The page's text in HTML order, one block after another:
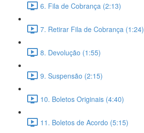
6. Fila de Cobrança (2:13)
7. Retirar Fila de Cobrança (1:24)
8. Devolução (1:55)
9. Suspensão (2:15)
10. Boletos Originais (4:40)
11. Boletos de Acordo (5:15)